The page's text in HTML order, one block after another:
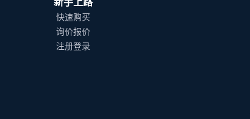
快速购买
询价报价
注册登录